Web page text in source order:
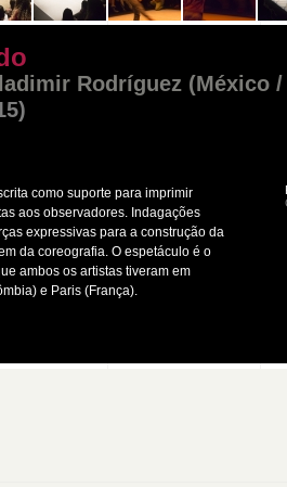
Rodríguez (México
como suporte para imprimir
aos observadores. Indagações
expressivas para a construção da
da coreografia. O espetáculo é o
ambos os artistas tiveram em
e Paris (França).